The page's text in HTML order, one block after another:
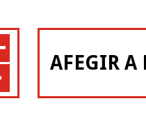
AFEGIR A